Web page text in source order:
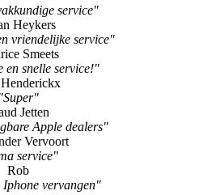
service"
Heykers
vriendelijke service"
Smeets
en snelle service!"
"Super"
Jetten
Apple dealers"
Vervoort
service"
Rob
vervangen"